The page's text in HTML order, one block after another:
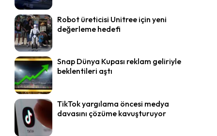
Robot üreticisi Unitree için yeni
değerleme hedefi
Snap Dünya Kupası reklam geliriyle
beklentileri aştı
TikTok yargılama öncesi medya
davasını çözüme kavuşturuyor